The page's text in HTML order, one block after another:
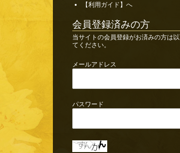
【利用ガイド】へ
会員登録済みの方
当サイトの会員登録がお済みの方は
てください。
メールアドレス
パスワード